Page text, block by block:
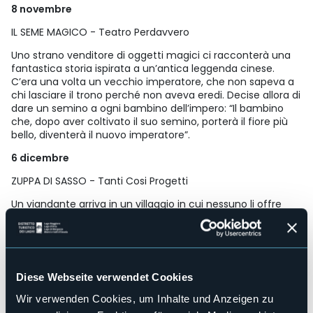
Diese Webseite verwendet Cookies
Wir verwenden Cookies, um Inhalte und Anzeigen zu
8 novembre
IL SEME MAGICO - Teatro Perdavvero
Uno strano venditore di oggetti magici ci racconterà una
fantastica storia ispirata a un’antica leggenda cinese.
C’era una volta un vecchio imperatore, che non sapeva a
chi lasciare il trono perché non aveva eredi. Decise allora di
dare un semino a ogni bambino dell’impero: “Il bambino
che, dopo aver coltivato il suo semino, porterà il fiore più
bello, diventerà il nuovo imperatore”.
6 dicembre
ZUPPA DI SASSO - Tanti Cosi Progetti
Un viandante arriva in un villaggio in cui nessuno li offre
ospitalità. Per mangiare mette a bollire un sasso in una
pentola. La curiosità degli abitanti li spinge ad aggiungere
trasforma in un luogo di unione, amicizia e festa.
17 gennaio